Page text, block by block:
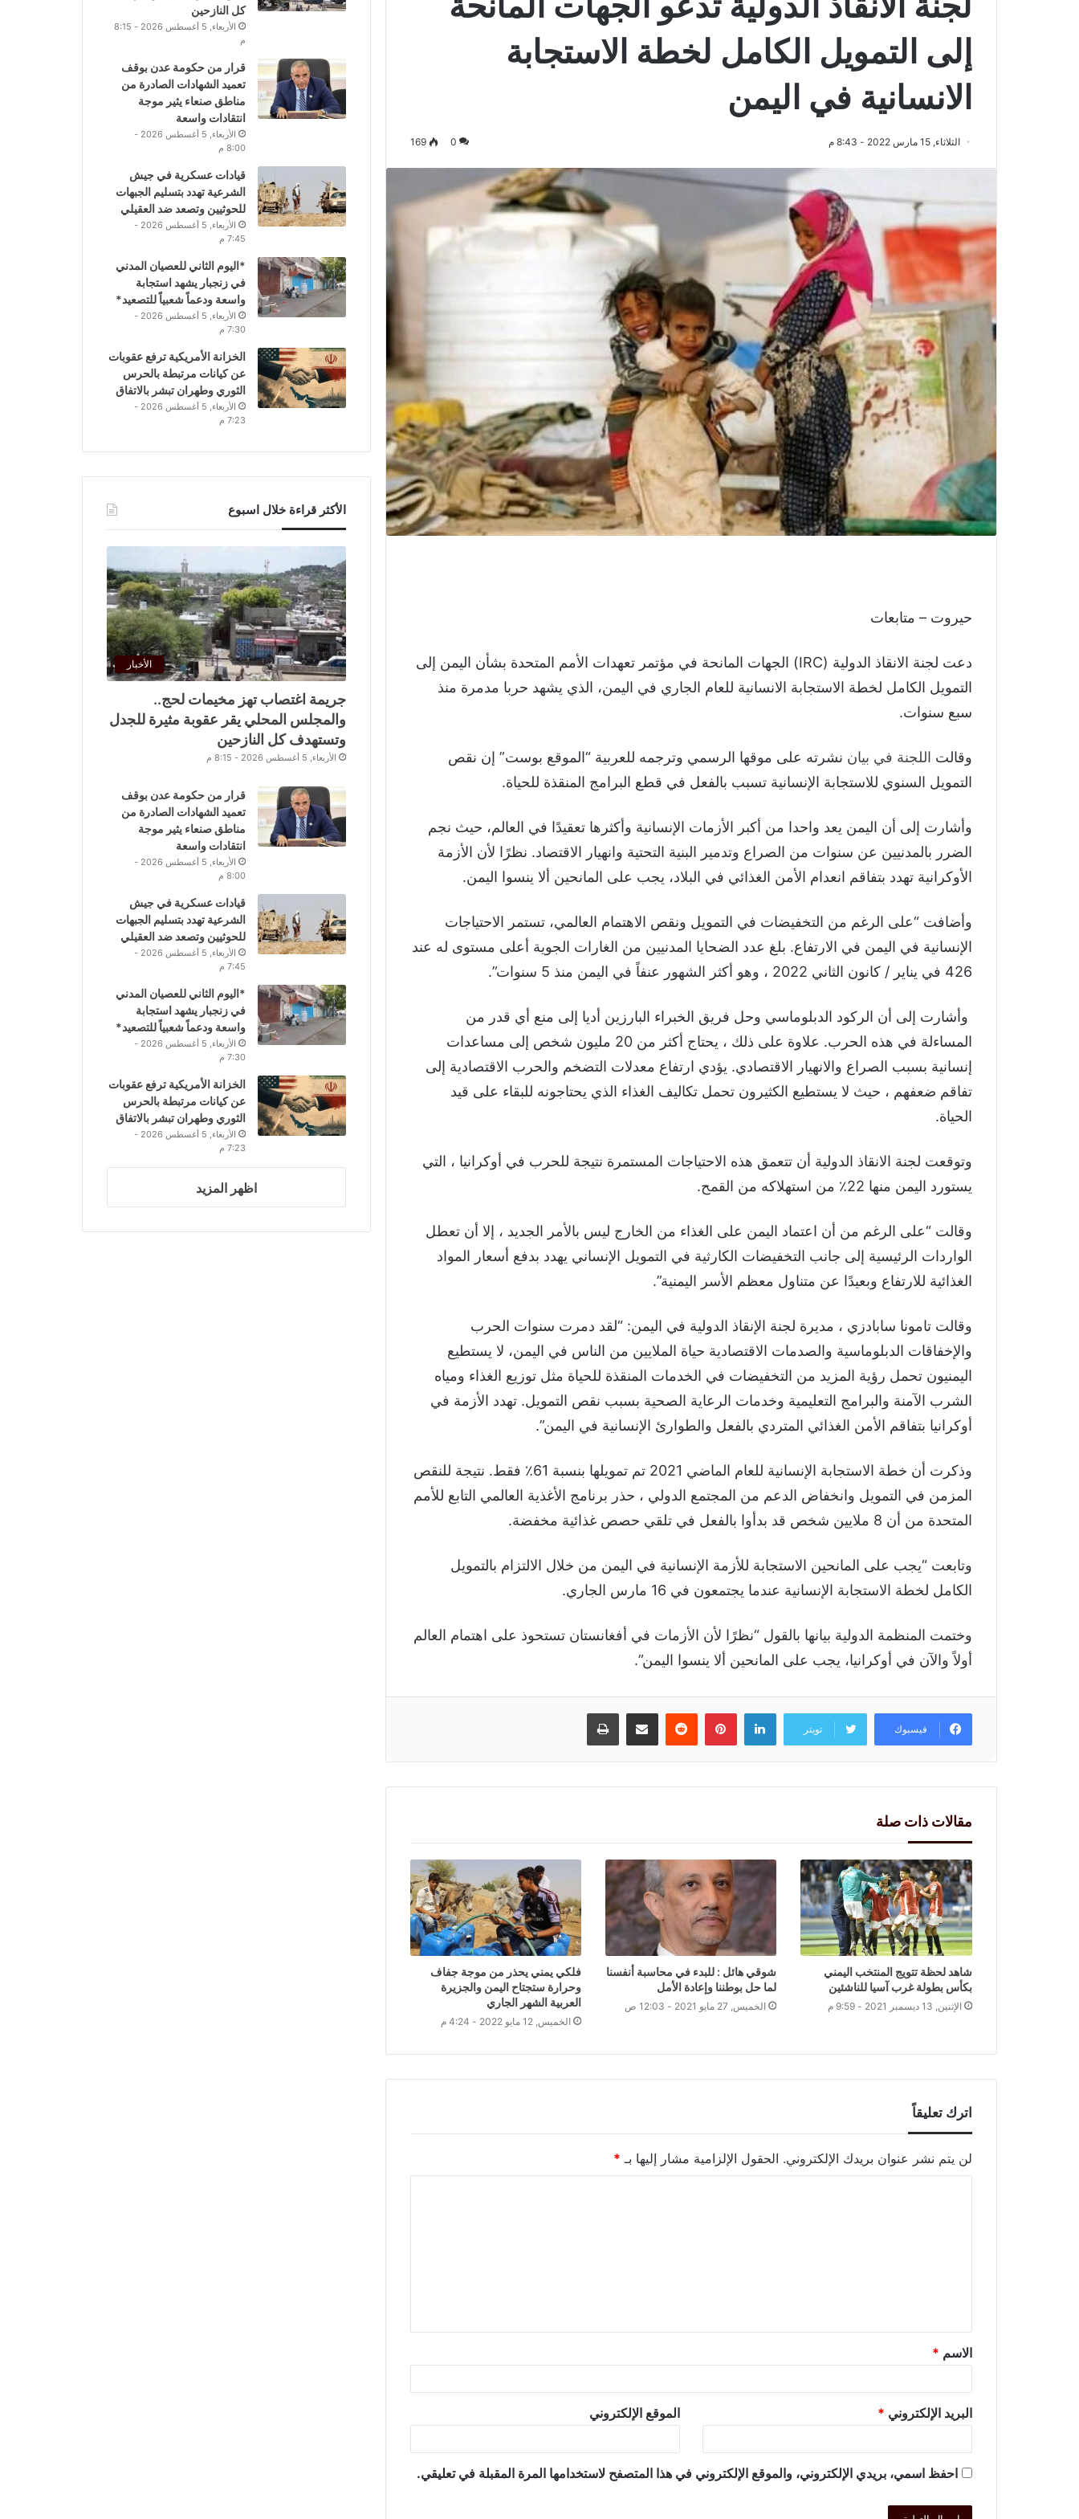
إلى التمويل الكامل لخطة الاستجابة
الانسانية في اليمن
الثلاثاء, 15 مارس 2022 - 8:43 م 0
169
حيروت – متابعات
دعت لجنة الانقاذ الدولية (IRC) الجهات المانحة في مؤتمر تعهدات الأمم المتحدة بشأن اليمن إلى
التمويل الكامل لخطة الاستجابة الانسانية للعام الجاري في اليمن، الذي يشهد حربا مدمرة منذ
سبع سنوات.
وقالت اللجنة في بيان نشرته على موقها الرسمي وترجمه للعربية “الموقع بوست” إن نقص
التمويل السنوي للاستجابة الإنسانية تسبب بالفعل في قطع البرامج المنقذة للحياة.
وأشارت إلى أن اليمن يعد واحدا من أكبر الأزمات الإنسانية وأكثرها تعقيدًا في العالم، حيث نجم
الضرر بالمدنيين عن سنوات من الصراع وتدمير البنية التحتية وانهيار الاقتصاد. نظرًا لأن الأزمة
الأوكرانية تهدد بتفاقم انعدام الأمن الغذائي في البلاد، يجب على المانحين ألا ينسوا اليمن.
وأضافت “على الرغم من التخفيضات في التمويل ونقص الاهتمام العالمي، تستمر الاحتياجات
الإنسانية في اليمن في الارتفاع. بلغ عدد الضحايا المدنيين من الغارات الجوية أعلى مستوى له عند
426 في يناير / كانون الثاني 2022 ، وهو أكثر الشهور عنفاً في اليمن منذ 5 سنوات”.
وأشارت إلى أن الركود الدبلوماسي وحل فريق الخبراء البارزين أديا إلى منع أي قدر من
المساءلة في هذه الحرب. علاوة على ذلك ، يحتاج أكثر من 20 مليون شخص إلى مساعدات
إنسانية بسبب الصراع والانهيار الاقتصادي. يؤدي ارتفاع معدلات التضخم والحرب الاقتصادية إلى
تفاقم ضعفهم ، حيث لا يستطيع الكثيرون تحمل تكاليف الغذاء الذي يحتاجونه للبقاء على قيد
الحياة.
وتوقعت لجنة الانقاذ الدولية أن تتعمق هذه الاحتياجات المستمرة نتيجة للحرب في أوكرانيا ، التي
يستورد اليمن منها 22٪ من استهلاكه من القمح.
وقالت “على الرغم من أن اعتماد اليمن على الغذاء من الخارج ليس بالأمر الجديد ، إلا أن تعطل
الواردات الرئيسية إلى جانب التخفيضات الكارثية في التمويل الإنساني يهدد بدفع أسعار المواد
الغذائية للارتفاع وبعيدًا عن متناول معظم الأسر اليمنية”.
وقالت تامونا سابادزي ، مديرة لجنة الإنقاذ الدولية في اليمن: “لقد دمرت سنوات الحرب
والإخفاقات الدبلوماسية والصدمات الاقتصادية حياة الملايين من الناس في اليمن، لا يستطيع
اليمنيون تحمل رؤية المزيد من التخفيضات في الخدمات المنقذة للحياة مثل توزيع الغذاء ومياه
الشرب الآمنة والبرامج التعليمية وخدمات الرعاية الصحية بسبب نقص التمويل. تهدد الأزمة في
أوكرانيا بتفاقم الأمن الغذائي المتردي بالفعل والطوارئ الإنسانية في اليمن”.
وذكرت أن خطة الاستجابة الإنسانية للعام الماضي 2021 تم تمويلها بنسبة 61٪ فقط. نتيجة للنقص
المزمن في التمويل وانخفاض الدعم من المجتمع الدولي ، حذر برنامج الأغذية العالمي التابع للأمم
المتحدة من أن 8 ملايين شخص قد بدأوا بالفعل في تلقي حصص غذائية مخفضة.
وتابعت “يجب على المانحين الاستجابة للأزمة الإنسانية في اليمن من خلال الالتزام بالتمويل
الكامل لخطة الاستجابة الإنسانية عندما يجتمعون في 16 مارس الجاري.
وختمت المنظمة الدولية بيانها بالقول “نظرًا لأن الأزمات في أفغانستان تستحوذ على اهتمام العالم
أولاً والآن في أوكرانيا، يجب على المانحين ألا ينسوا اليمن”.
فيسبوك تويتر
لينكدإنبينتيريست
‏Reddit مشاركة عبر البريد طباعة
مقالات ذات صلة
شاهد لحظة تتويج المنتخب اليمني
بكأس بطولة غرب آسيا للناشئين
الإثنين, 13 ديسمبر 2021 - 9:59 م
شوقي هائل : للبدء في محاسبة أنفسنا
لما حل بوطننا وإعادة الأمل
الخميس, 27 مايو 2021 - 12:03 ص
فلكي يمني يحذر من موجة جفاف
وحرارة ستجتاح اليمن والجزيرة
العربية الشهر الجاري
الخميس, 12 مايو 2022 - 4:24 م
اترك تعليقاً
لن يتم نشر عنوان بريدك الإلكتروني. الحقول الإلزامية مشار إليها بـ *
الاسم *
البريد الإلكتروني * الموقع الإلكتروني
احفظ اسمي، بريدي الإلكتروني، والموقع الإلكتروني في هذا المتصفح لاستخدامها المرة المقبلة في تعليقي.
كل النازحين
الأربعاء, 5 أغسطس 2026 - 8:15
م
قرار من حكومة عدن بوقف
تعميد الشهادات الصادرة من
مناطق صنعاء يثير موجة
انتقادات واسعة
الأربعاء, 5 أغسطس 2026 -
8:00 م
قيادات عسكرية في جيش
الشرعية تهدد بتسليم الجبهات
للحوثيين وتصعد ضد العقيلي
الأربعاء, 5 أغسطس 2026 -
7:45 م
*اليوم الثاني للعصيان المدني
في زنجبار يشهد استجابة
واسعة ودعماً شعبياً للتصعيد*
الأربعاء, 5 أغسطس 2026 -
7:30 م
الخزانة الأمريكية ترفع عقوبات
عن كيانات مرتبطة بالحرس
الثوري وطهران تبشر بالاتفاق
الأربعاء, 5 أغسطس 2026 -
7:23 م
الأكثر قراءة خلال اسبوع
الأخبار
جريمة اغتصاب تهز مخيمات لحج..
والمجلس المحلي يقر عقوبة مثيرة للجدل
وتستهدف كل النازحين
الأربعاء, 5 أغسطس 2026 - 8:15 م
قرار من حكومة عدن بوقف
تعميد الشهادات الصادرة من
مناطق صنعاء يثير موجة
انتقادات واسعة
الأربعاء, 5 أغسطس 2026 -
8:00 م
قيادات عسكرية في جيش
الشرعية تهدد بتسليم الجبهات
للحوثيين وتصعد ضد العقيلي
الأربعاء, 5 أغسطس 2026 -
7:45 م
*اليوم الثاني للعصيان المدني
في زنجبار يشهد استجابة
واسعة ودعماً شعبياً للتصعيد*
الأربعاء, 5 أغسطس 2026 -
7:30 م
الخزانة الأمريكية ترفع عقوبات
عن كيانات مرتبطة بالحرس
الثوري وطهران تبشر بالاتفاق
الأربعاء, 5 أغسطس 2026 -
7:23 م
اظهر المزيد